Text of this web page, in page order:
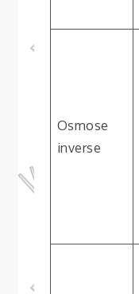
Osmose
inverse